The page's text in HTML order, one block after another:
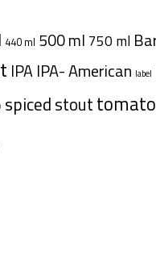
440 ml 500 ml 750 ml
IPA IPA- American label
spicedstouttomato